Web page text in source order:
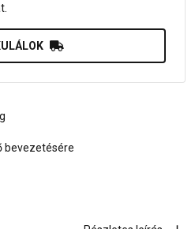
bevezetésére